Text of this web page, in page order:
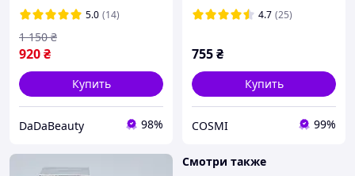
Essence Pro 100 ml
5.0 (14)
920₴
1 150 ₴
Купить
DaDaBeauty 98%
4.7 (25)
755₴
Купить
COSMI 99%
Смотри также